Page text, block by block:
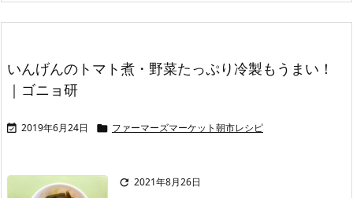
いんげんのトマト煮・野菜たっぷり冷製もうまい！
｜ゴニョ研
 2019年6月24日  ファーマーズマーケット朝市レシピ
 2021年8月26日